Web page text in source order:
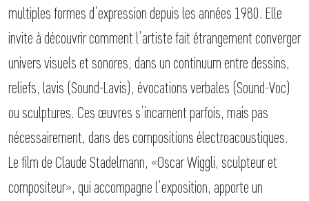
multiples formes d’expression depuis les années 1980. Elle
invite à découvrir comment l’artiste fait étrangement converger
univers visuels et sonores, dans un continuum entre dessins,
reliefs, lavis (Sound-Lavis), évocations verbales (Sound-Voc)
ou sculptures. Ces œuvres s’incarnent parfois, mais pas
nécessairement, dans des compositions électroacoustiques.
Le film de Claude Stadelmann, «Oscar Wiggli, sculpteur et
compositeur», qui accompagne l’exposition, apporte un